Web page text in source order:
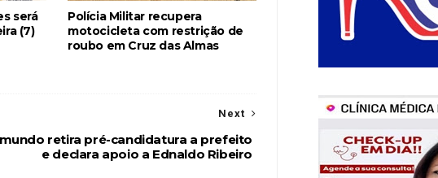
será
(7)
Polícia Militar recupera
motocicleta com restrição de
roubo em Cruz das Almas
Next
retira pré-candidatura a prefeito
e declara apoio a Ednaldo Ribeiro